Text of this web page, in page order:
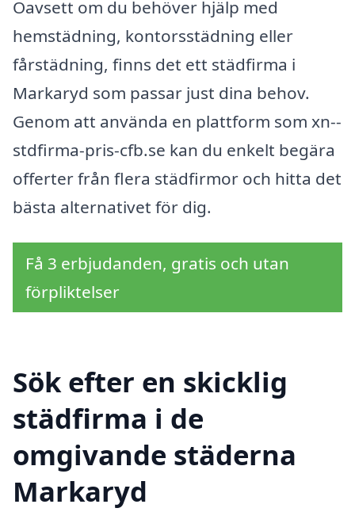
Oavsett om du behöver hjälp med
hemstädning, kontorsstädning eller
fårstädning, finns det ett städfirma i
Markaryd som passar just dina behov.
Genom att använda en plattform som xn--
stdfirma-pris-cfb.se kan du enkelt begära
offerter från flera städfirmor och hitta det
bästa alternativet för dig.
Få 3 erbjudanden, gratis och utan
förpliktelser
Sök efter en skicklig
städfirma i de
omgivande städerna
Markaryd